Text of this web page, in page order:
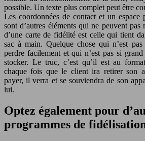
possible. Un texte plus complet peut être
Les coordonnées de contact et un espace
sont d’autres éléments qui ne peuvent
d’une carte de fidélité est celle qui tient
sac à main. Quelque chose qui n’est
perdre facilement et qui n’est pas si
stocker. Le truc, c’est qu’il est au
chaque fois que le client ira retirer son
payer, il verra et se souviendra de son
lui.
Optez également pour
programmes de